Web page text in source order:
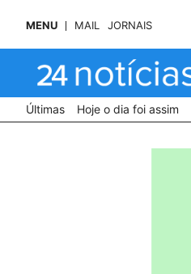
MENU MAIL JORNAIS
Últimas Hoje o dia foi assim